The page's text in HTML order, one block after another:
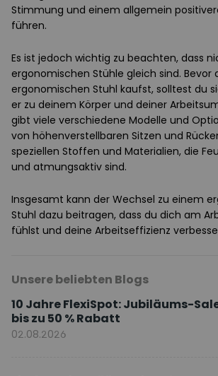
Stimmung und einem allgemein
führen.
Es ist jedoch wichtig zu beachten, dass
ergonomischen Stühle gleich sind. Bevor
ergonomischen Stuhl kaufst, solltest du
er zu deinem Körper und deiner
gibt viele verschiedene Modelle und
von höhenverstellbaren Sitzen und
speziellen Stoffen und Materialien, die
und atmungsaktiv sind.
Insgesamt kann der Wechsel zu einem
Stuhl dazu beitragen, dass du dich am
fühlst und deine Arbeitseffizienz
Unsere beliebten Blogs
10 Jahre FlexiSpot: Jubiläums-
bis zu 50 % Rabatt
02.08.2026